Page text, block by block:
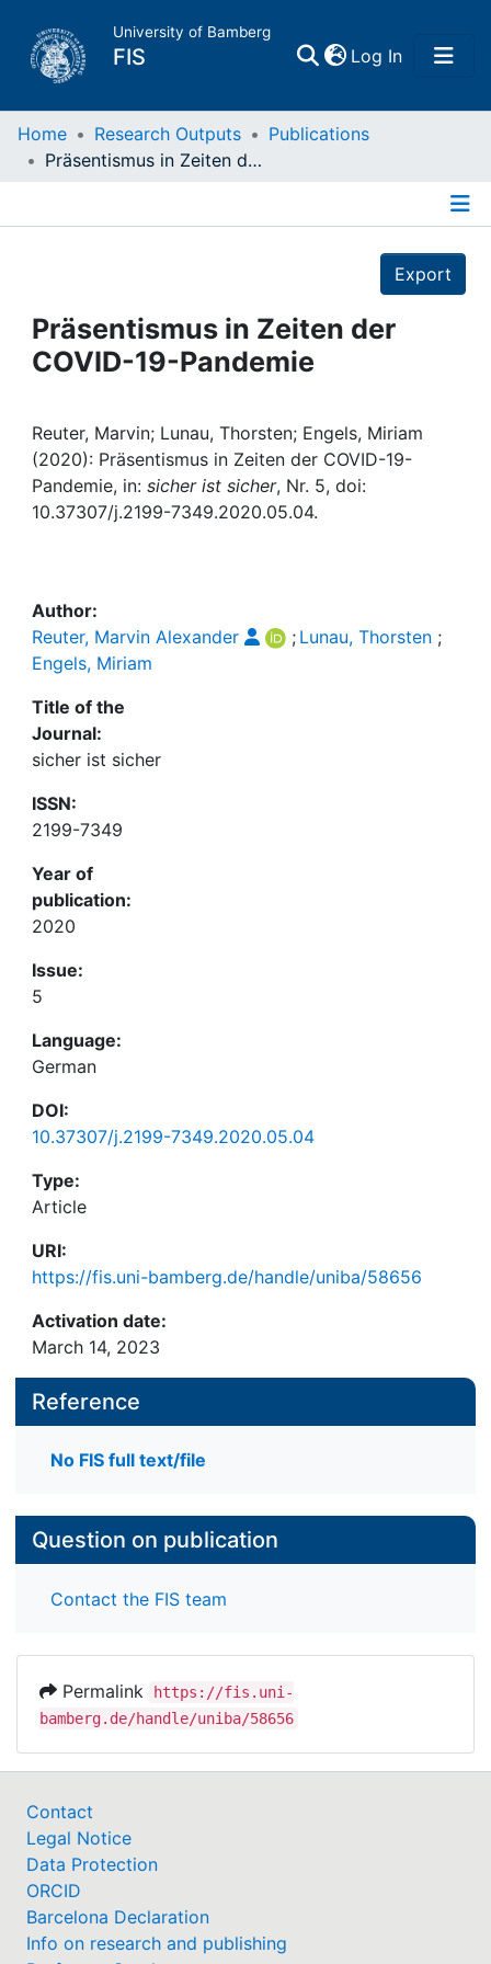
University of Bamberg
FIS Log In(current)
Home
Projects
People
Institutions
Awards
Help
Home Research Outputs
Publications
Präsentismus in Zeiten der COVID-19-Pandemie
Export
Präsentismus in Zeiten der
COVID-19-Pandemie
Reuter, Marvin; Lunau, Thorsten; Engels, Miriam
(2020): Präsentismus in Zeiten der COVID-19-
Pandemie, in: sicher ist sicher, Nr. 5, doi:
10.37307/j.2199-7349.2020.05.04.
Author:
Reuter, Marvin Alexander
; Lunau, Thorsten;
Engels, Miriam
Title of the
Journal:
sicher ist sicher
ISSN:
2199-7349
Year of
publication:
2020
Issue:
5
Language:
German
DOI:
10.37307/j.2199-7349.2020.05.04
Type:
Article
URI:
https://fis.uni-bamberg.de/handle/uniba/58656
Activation date:
March 14, 2023
Reference
No FIS full text/file
Question on publication
Contact the FIS team
Permalink
https://fis.uni-
bamberg.de/handle/uniba/58656
Contact
Legal Notice
Data Protection
ORCID
Barcelona Declaration
Info on research and publishing